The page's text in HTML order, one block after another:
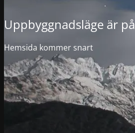
Uppbyggnadsläge är på
Hemsida kommer snart